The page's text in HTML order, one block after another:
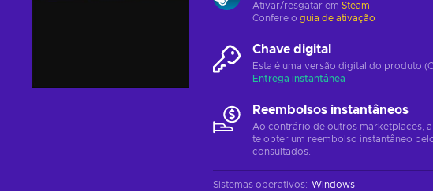
Ativar/resgatar em Steam
Confere o guia de ativação
Chave digital
Esta é uma versão digital do produto
Entrega instantânea
Reembolsos instantâneos
Ao contrário de outros marketplaces,
te obter um reembolso instantâneo
consultados.
Sistemas operativos: Windows